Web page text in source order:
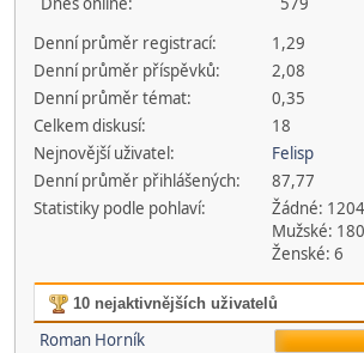
Denní průměr registrací:
1,29
Denní průměr příspěvků:
2,08
Denní průměr témat:
0,35
Celkem diskusí:
18
Nejnovější uživatel:
Felisp
Denní průměr přihlášených:
87,77
Statistiky podle pohlaví:
Žádné: 1204
Mužské: 180
Ženské: 6
10 nejaktivnějších uživatelů
Roman Horník